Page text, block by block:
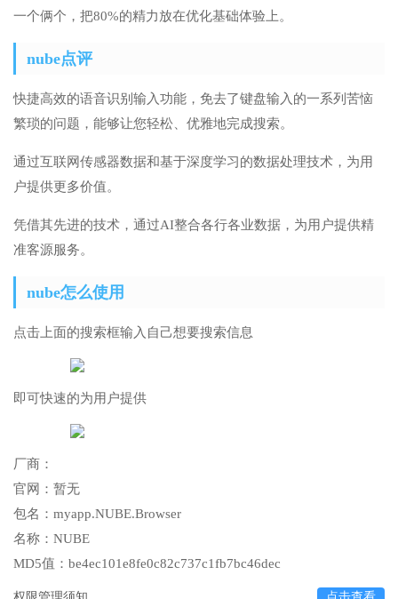
一个俩个，把80%的精力放在优化基础体验上。
nube点评
快捷高效的语音识别输入功能，免去了键盘输入的一系列苦恼
繁琐的问题，能够让您轻松、优雅地完成搜索。
通过互联网传感器数据和基于深度学习的数据处理技术，为用
户提供更多价值。
凭借其先进的技术，通过AI整合各行各业数据，为用户提供精
准客源服务。
nube怎么使用
点击上面的搜索框输入自己想要搜索信息
即可快速的为用户提供
厂商：
官网： 暂无
包名： myapp.NUBE.Browser
名称： NUBE
MD5值： be4ec101e8fe0c82c737c1fb7bc46dec